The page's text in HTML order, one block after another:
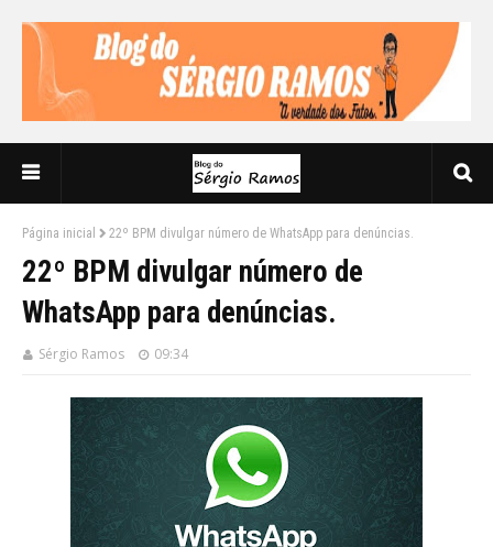
Página inicial 22º BPM divulgar número de WhatsApp para denúncias.
22º BPM divulgar número de
WhatsApp para denúncias.
Sérgio Ramos 09:34